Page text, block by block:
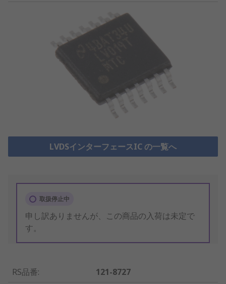
LVDSインターフェースIC の一覧へ
取扱停止中
申し訳ありませんが、この商品の入荷は未定で
す。
RS品番:
121-8727